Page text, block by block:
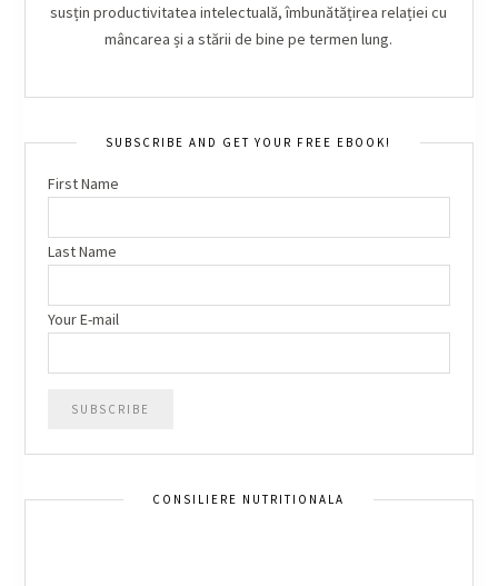
susțin productivitatea intelectuală, îmbunătățirea relației cu
mâncarea și a stării de bine pe termen lung.
SUBSCRIBE AND GET YOUR FREE EBOOK!
First Name
Last Name
Your E-mail
CONSILIERE NUTRITIONALA